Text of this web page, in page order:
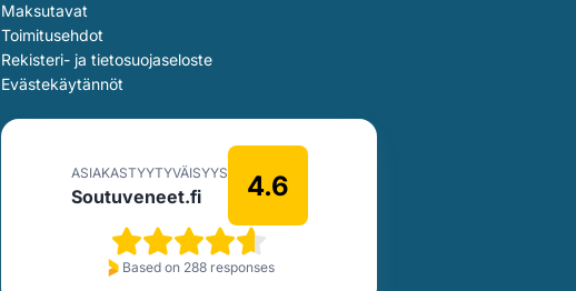
Maksutavat
Toimitusehdot
Rekisteri- ja tietosuojaseloste
Evästekäytännöt
ASIAKASTYYTYVÄISYYS
Soutuveneet.fi 4.6
Based on 288 responses